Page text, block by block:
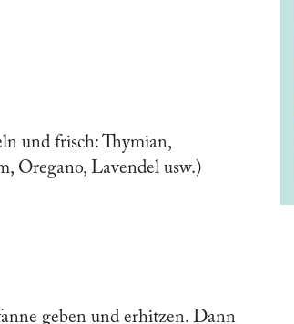
und frisch: Thymian,
Oregano, Lavendel usw.)
geben und erhitzen. Dann